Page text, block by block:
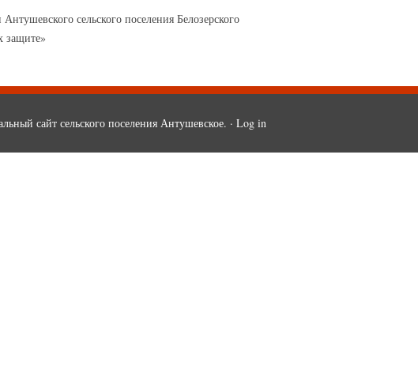
сельского поселения Белозерского
защите»
сайт сельского поселения Антушевское. · Log in